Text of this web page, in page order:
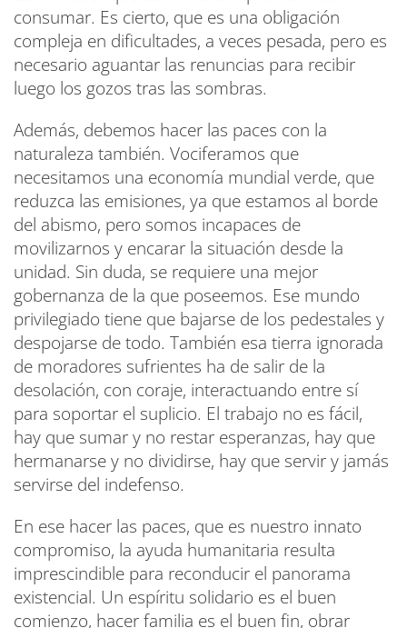
consumar. Es cierto, que es una obligación
compleja en dificultades, a veces pesada, pero es
necesario aguantar las renuncias para recibir
luego los gozos tras las sombras.
Además, debemos hacer las paces con la
naturaleza también. Vociferamos que
necesitamos una economía mundial verde, que
reduzca las emisiones, ya que estamos al borde
del abismo, pero somos incapaces de
movilizarnos y encarar la situación desde la
unidad. Sin duda, se requiere una mejor
gobernanza de la que poseemos. Ese mundo
privilegiado tiene que bajarse de los pedestales y
despojarse de todo. También esa tierra ignorada
de moradores sufrientes ha de salir de la
desolación, con coraje, interactuando entre sí
para soportar el suplicio. El trabajo no es fácil,
hay que sumar y no restar esperanzas, hay que
hermanarse y no dividirse, hay que servir y jamás
servirse del indefenso.
En ese hacer las paces, que es nuestro innato
compromiso, la ayuda humanitaria resulta
imprescindible para reconducir el panorama
existencial. Un espíritu solidario es el buen
comienzo, hacer familia es el buen fin, obrar